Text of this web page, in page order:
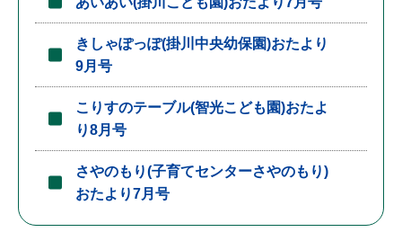
きしゃぽっぽ(掛川中央幼保園)おたより
9月号
こりすのテーブル(智光こども園)おたよ
り8月号
さやのもり(子育てセンターさやのもり)
おたより7月号